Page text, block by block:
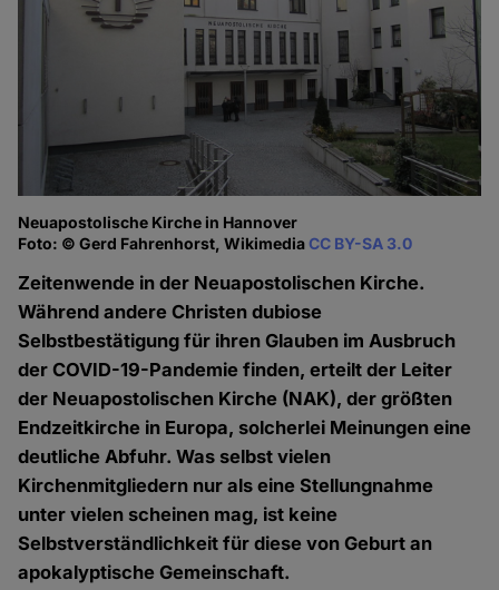
Neuapostolische Kirche in Hannover
Foto: © Gerd Fahrenhorst, WikimediaCC BY-SA 3.0
Zeitenwende in der Neuapostolischen Kirche.
Während andere Christen dubiose
Selbstbestätigung für ihren Glauben im Ausbruch
der COVID-19-Pandemie finden, erteilt der Leiter
der Neuapostolischen Kirche (NAK), der größten
Endzeitkirche in Europa, solcherlei Meinungen eine
deutliche Abfuhr. Was selbst vielen
Kirchenmitgliedern nur als eine Stellungnahme
unter vielen scheinen mag, ist keine
Selbstverständlichkeit für diese von Geburt an
apokalyptische Gemeinschaft.